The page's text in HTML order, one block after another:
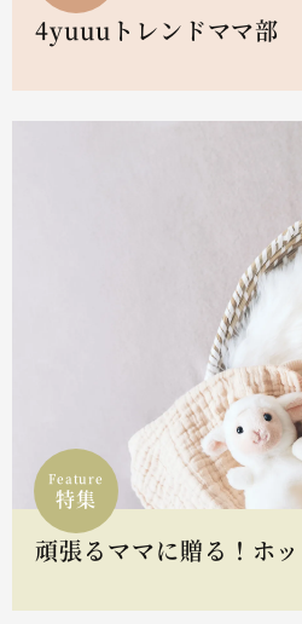
4yuuuトレンドママ部
Feature
特集
頑張るママに贈る！ホ